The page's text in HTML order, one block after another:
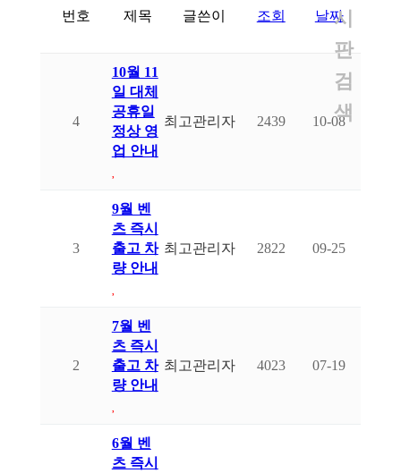
시
판
검
색
번호 제목 글쓴이 조회 날짜
4
10월 11
일 대체
공휴일
정상 영
업 안내
최고관리자 2439 10-08
3
9월 벤
츠 즉시
출고 차
량 안내
최고관리자 2822 09-25
2
7월 벤
츠 즉시
출고 차
량 안내
최고관리자 4023 07-19
6월 벤
츠 즉시